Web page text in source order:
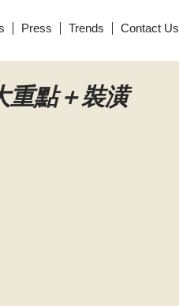
Press Trends Contact Us
重點＋裝潢